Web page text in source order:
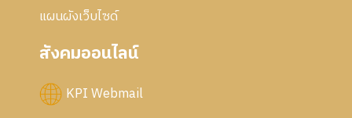
แผนผังเว็บไซด์
สังคมออนไลน์
KPI Webmail